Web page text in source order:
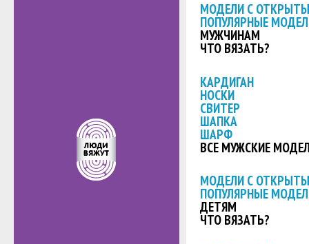
МОДЕЛИ С
ПОПУЛЯРНЫЕ
МУЖЧИНАМ
ЧТО ВЯЗАТЬ?
КАРДИГАН
НОСКИ
СВИТЕР
ШАПКА
ШАРФ
ВСЕ МУЖСКИЕ
МОДЕЛИ С
ПОПУЛЯРНЫЕ
ДЕТЯМ
ЧТО ВЯЗАТЬ?